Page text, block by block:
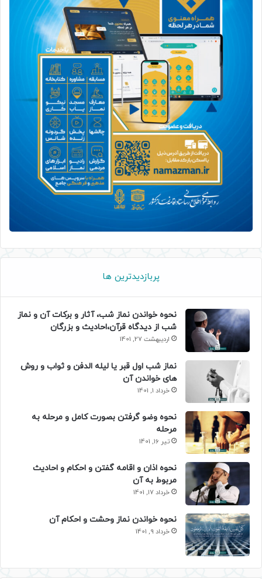
پربازدیدترین ها
نحوه خواندن نماز شب، آثار و برکات آن و نماز
شب از دیدگاه قرآن،احادیث و بزرگان
اردیبهشت 27, 1401
نماز شب اول قبر یا لیله الدفن و ثواب و روش
های خواندن آن
خرداد 1, 1401
نحوه وضو گرفتن بصورت کامل و مرحله به
مرحله
تیر 16, 1401
نحوه اذان و اقامه گفتن و احکام و احادیث
مربوط به آن
خرداد 17, 1401
نحوه خواندن نماز وحشت و احکام آن
خرداد 9, 1401